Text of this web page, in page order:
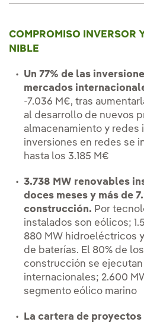
COMPROMISO INVERSOR
NIBLE
Un 77% de las
mercados
-7.036 M€, tras
al desarrollo de nuevos
almacenamiento y redes
inversiones en redes se
hasta los 3.185 M€
3.738 MW renovables
doces meses y más de
construcción. Por
instalados son eólicos;
880 MW hidroeléctricos
de baterías. El 80% de
construcción se
internacionales; 2.600
segmento eólico marino
La cartera de